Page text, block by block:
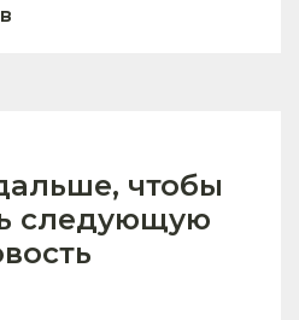
чтобы
следующую